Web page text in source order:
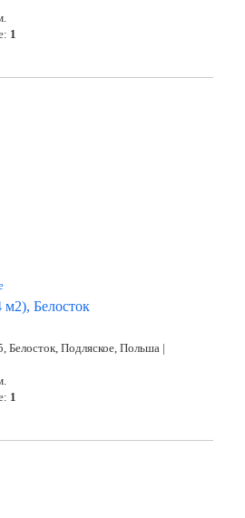
1
Белосток
Белосток, Подляское, Польша |
1